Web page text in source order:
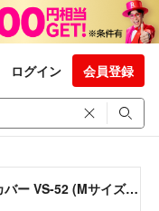
ログイン 会員登録
メイホウ バーサス フックカバー VS-52 (Mサイズ) ランカーパック 2袋